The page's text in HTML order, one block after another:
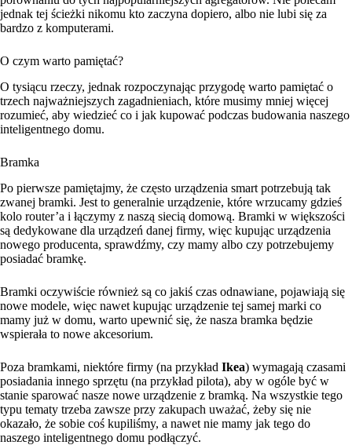
jednak tej ścieżki nikomu kto zaczyna dopiero, albo nie lubi się za
bardzo z komputerami.
O czym warto pamiętać?
O tysiącu rzeczy, jednak rozpoczynając przygodę warto pamiętać o
trzech najważniejszych zagadnieniach, które musimy mniej więcej
rozumieć, aby wiedzieć co i jak kupować podczas budowania naszego
inteligentnego domu.
Bramka
Po pierwsze pamiętajmy, że często urządzenia smart potrzebują tak
zwanej bramki. Jest to generalnie urządzenie, które wrzucamy gdzieś
kolo router’a i łączymy z naszą siecią domową. Bramki w większości
są dedykowane dla urządzeń danej firmy, więc kupując urządzenia
nowego producenta, sprawdźmy, czy mamy albo czy potrzebujemy
posiadać bramkę.
Bramki oczywiście również są co jakiś czas odnawiane, pojawiają się
nowe modele, więc nawet kupując urządzenie tej samej marki co
mamy już w domu, warto upewnić się, że nasza bramka będzie
wspierała to nowe akcesorium.
Poza bramkami, niektóre firmy (na przykład Ikea) wymagają czasami
posiadania innego sprzętu (na przykład pilota), aby w ogóle być w
stanie sparować nasze nowe urządzenie z bramką. Na wszystkie tego
typu tematy trzeba zawsze przy zakupach uważać, żeby się nie
okazało, że sobie coś kupiliśmy, a nawet nie mamy jak tego do
naszego inteligentnego domu podłączyć.